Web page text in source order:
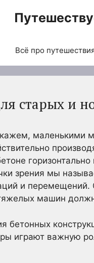
Всё про
старых и
зрения мы
и
машин
бетонных
играют важную